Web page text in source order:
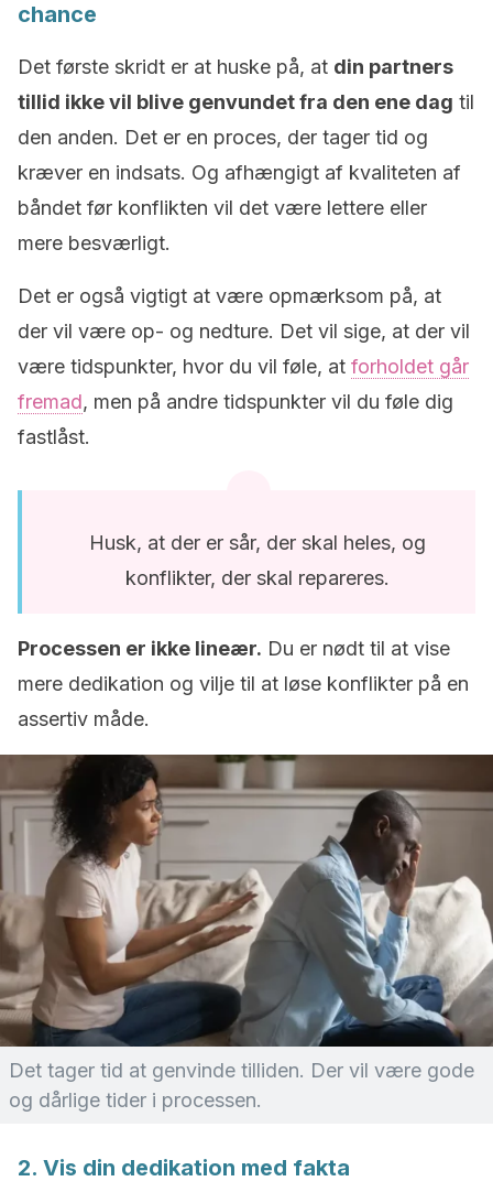
chance
Det første skridt er at huske på, at din partners
tillid ikke vil blive genvundet fra den ene dag til
den anden. Det er en proces, der tager tid og
kræver en indsats. Og afhængigt af kvaliteten af
båndet før konflikten vil det være lettere eller
mere besværligt.
Det er også vigtigt at være opmærksom på, at
der vil være op- og nedture. Det vil sige, at der vil
være tidspunkter, hvor du vil føle, at forholdet går
fremad, men på andre tidspunkter vil du føle dig
fastlåst.
Husk, at der er sår, der skal heles, og
konflikter, der skal repareres.
Processen er ikke lineær. Du er nødt til at vise
mere dedikation og vilje til at løse konflikter på en
assertiv måde.
Det tager tid at genvinde tilliden. Der vil være gode
og dårlige tider i processen.
2. Vis din dedikation med fakta